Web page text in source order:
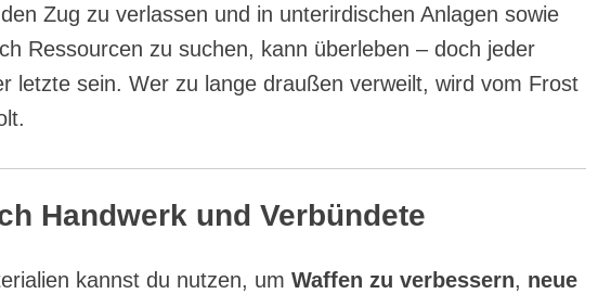
Zug zu verlassen und in unterirdischen Anlagen sowie
Ressourcen zu suchen, kann überleben – doch jeder
letzte sein. Wer zu lange draußen verweilt, wird vom Frost
Handwerk und Verbündete
kannst du nutzen, um Waffen zu verbessern, neue